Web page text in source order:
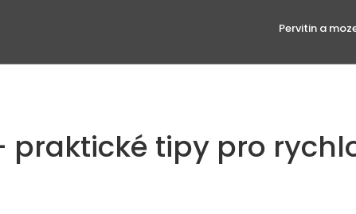
Pervitin a
praktické tipy pro